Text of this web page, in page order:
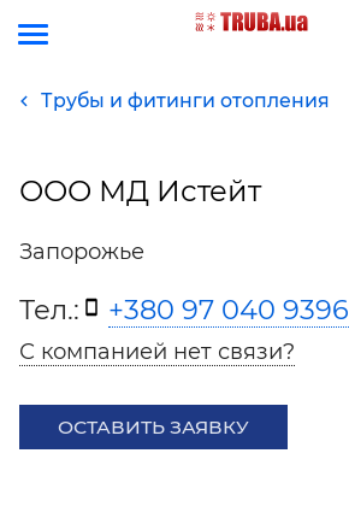
Трубы и фитинги отопления
ООО МД Истейт
Запорожье
Тел.: +380 97 040 9396
С компанией нет связи?
ОСТАВИТЬ ЗАЯВКУ